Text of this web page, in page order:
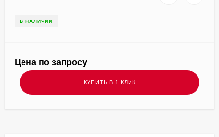
В НАЛИЧИИ
Цена по запросу
КУПИТЬ В 1 КЛИК